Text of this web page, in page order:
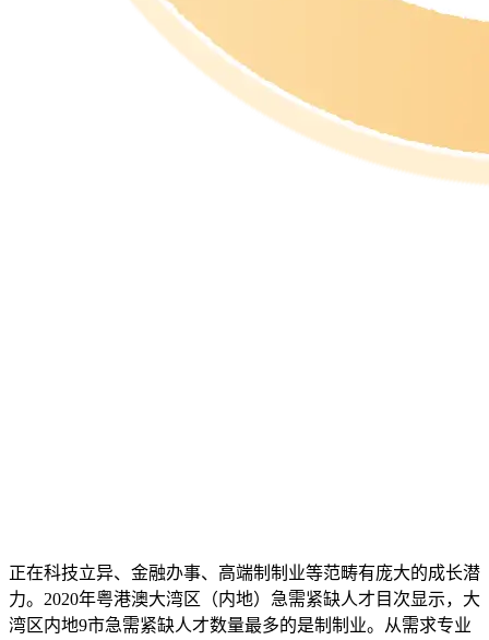
正在科技立异、金融办事、高端制制业等范畴有庞大的成长潜
力。2020年粤港澳大湾区（内地）急需紧缺人才目次显示，大
湾区内地9市急需紧缺人才数量最多的是制制业。从需求专业